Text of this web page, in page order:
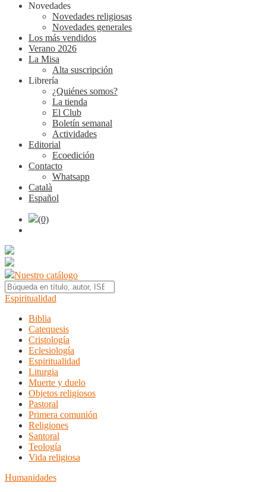
Novedades
Novedades religiosas
Novedades generales
Los más vendidos
Verano 2026
La Misa
Alta suscripción
Librería
¿Quiénes somos?
La tienda
El Club
Boletín semanal
Actividades
Editorial
Ecoedición
Contacto
Whatsapp
Català
Español
(0)
Nuestro catálogo
Espiritualidad
Biblia
Catequesis
Cristología
Eclesiología
Espiritualidad
Liturgia
Muerte y duelo
Objetos religiosos
Pastoral
Primera comunión
Religiones
Santoral
Teología
Vida religiosa
Humanidades